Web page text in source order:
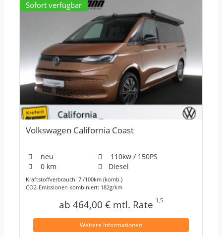
Sofort verfügbar
Volkswagen California Coast
neu
110kw / 150PS
0 km
Diesel
Kraftstoffverbrauch: 7l/100km (komb.)
CO2-Emissionen kombiniert: 182g/km
ab 464,00 € mtl. Rate 1,5
Weitere Informationen